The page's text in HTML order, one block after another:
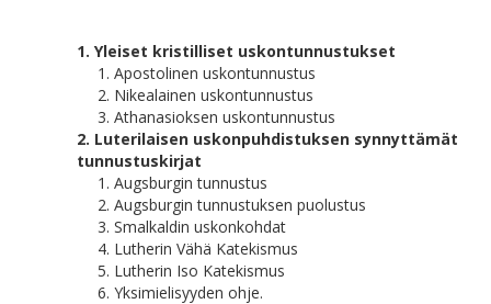
1. Yleiset kristilliset uskontunnustukset
1. Apostolinen uskontunnustus
2. Nikealainen uskontunnustus
3. Athanasioksen uskontunnustus
2. Luterilaisen uskonpuhdistuksen synnyttämät
tunnustuskirjat
1. Augsburgin tunnustus
2. Augsburgin tunnustuksen puolustus
3. Smalkaldin uskonkohdat
4. Lutherin Vähä Katekismus
5. Lutherin Iso Katekismus
6. Yksimielisyyden ohje.